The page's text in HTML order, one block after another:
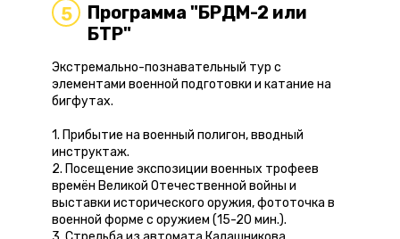
5
Программа "БРДМ-2 или
БТР"
Экстремально-познавательный тур с
элементами военной подготовки и катание на
бигфутах.
1. Прибытие на военный полигон, вводный
инструктаж.
2. Посещение экспозиции военных трофеев
времён Великой Отечественной войны и
выставки исторического оружия, фототочка в
военной форме с оружием (15-20 мин.).